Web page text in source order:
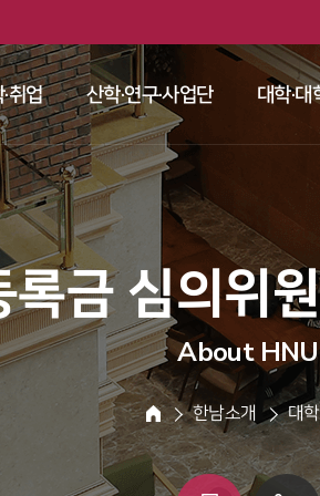
학교
취업 산학·연구·사업단 대학·대
록금 심의위
About HNU
HOME
한남소개 대